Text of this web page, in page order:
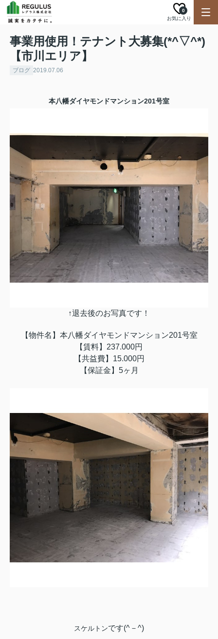
お気に入り
0
事業用使用！テナント大募集(*^▽^*)
【市川エリア】
ブログ 2019.07.06
本八幡ダイヤモンドマンション201号室
↑退去後のお写真です！
【物件名】本八幡ダイヤモンドマンション201号室
【賃料】237.000円
【共益費】15.000円
【保証金】5ヶ月
スケルトンです(^－^)